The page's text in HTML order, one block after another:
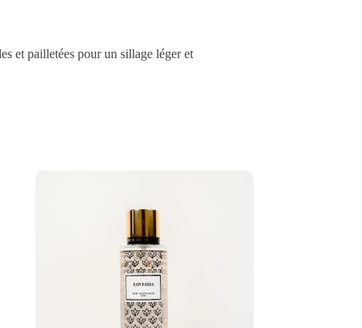
et pailletées pour un sillage léger et